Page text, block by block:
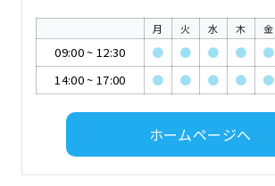
月 火 水 木 金
09:00~ 12:30 ● ● ● ● ●
14:00~ 17:00 ● ● ● ● ●
ホームページへ